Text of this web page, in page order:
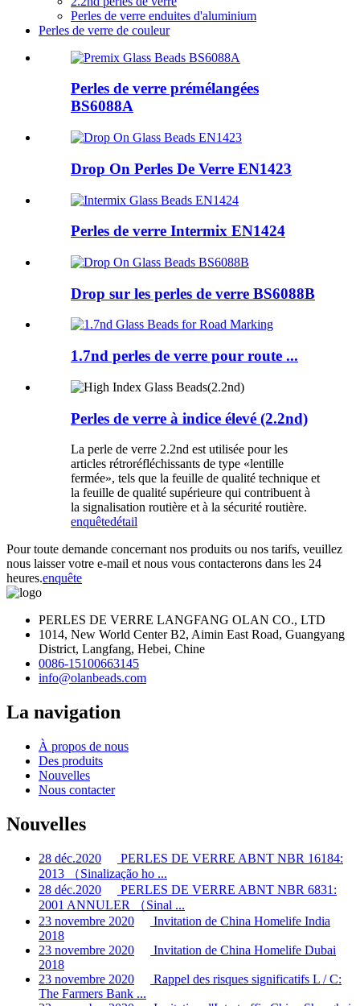
Perles de verre enduites d'aluminium
Perles de verre de couleur
Perles de verre prémélangées
BS6088A
Drop On Perles De Verre EN1423
Perles de verre Intermix EN1424
Drop sur les perles de verre BS6088B
1.7nd perles de verre pour route ...
Perles de verre à indice élevé (2.2nd)
La perle de verre 2.2nd est utilisée pour les
articles rétroréfléchissants de type «lentille
fermée», tels que la feuille de qualité technique et
la feuille de qualité supérieure qui contribuent à
la signalisation routière et à la sécurité routière.
enquêtedétail
Pour toute demande concernant nos produits ou nos tarifs, veuillez
nous laisser votre e-mail et nous vous contacterons dans les 24
heures.enquête
PERLES DE VERRE LANGFANG OLAN CO., LTD
1014, New World Center B2, Aimin East Road, Guangyang
District, Langfang, Hebei, Chine
0086-15100663145
info@olanbeads.com
La navigation
À propos de nous
Des produits
Nouvelles
Nous contacter
Nouvelles
28 déc.2020
PERLES DE VERRE ABNT NBR 16184:
2013 （Sinalização ho ...
28 déc.2020
PERLES DE VERRE ABNT NBR 6831:
2001 ANNULER （Sinal ...
23 novembre 2020
Invitation de China Homelife India
2018
23 novembre 2020
Invitation de China Homelife Dubai
2018
23 novembre 2020
Rappel des risques significatifs L / C:
The Farmers Bank ...